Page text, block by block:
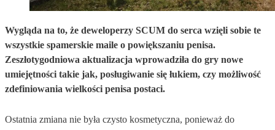
Wygląda na to, że deweloperzy SCUM do serca wzięli sobie te
wszystkie spamerskie maile o powiększaniu penisa.
Zeszłotygodniowa aktualizacja wprowadziła do gry nowe
umiejętności takie jak, posługiwanie się łukiem, czy możliwość
zdefiniowania wielkości penisa postaci.
Ostatnia zmiana nie była czysto kosmetyczna, ponieważ do